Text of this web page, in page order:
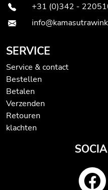
+31 (0)342 -
SERVICE
Service & contact
Bestellen
Betalen
Verzenden
Retouren
klachten